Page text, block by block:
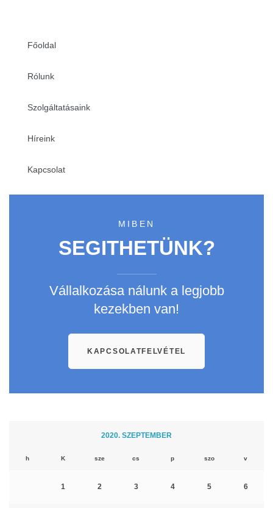
Főoldal
Rólunk
Szolgáltatásaink
Híreink
Kapcsolat
MIBEN
SEGITHETÜNK?
Vállalkozása nálunk a legjobb
kezekben van!
KAPCSOLATFELVÉTEL
2020. SZEPTEMBER
h K sze cs p szo v
1 2 3 4 5 6